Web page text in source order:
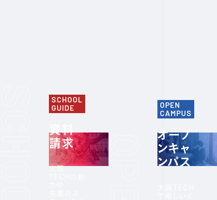
SCHOOL
GUIDE
資料
請求
大阪
OPEN
CAMPUS
オープ
ンキャ
ンパス
で楽しいイ